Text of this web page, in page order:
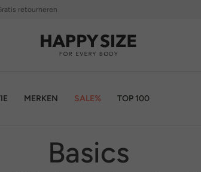
retourneren
MERKEN SALE% TOP 100
Basics